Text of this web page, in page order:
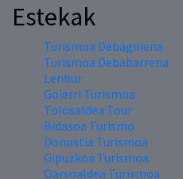
Estekak
Turismoa Debagoiena
Turismoa Debabarrena
Lenbur
Goierri Turismoa
Tolosaldea Tour
Bidasoa Turismo
Donostia Turismoa
Gipuzkoa Turismoa
Oarsoaldea Turismoa